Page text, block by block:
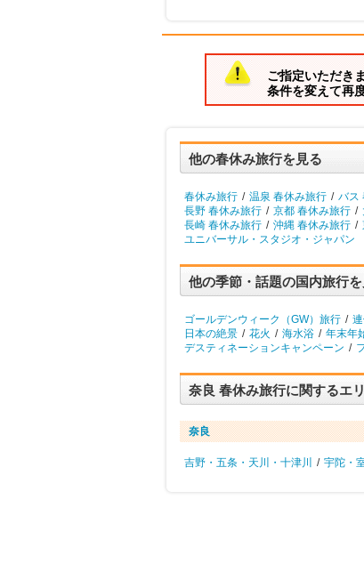
ご指定いただき
条件を変えて再
他の春休み旅行を見る
春休み旅行 / 温泉 春休み旅行 / バス
長野 春休み旅行 / 京都 春休み旅行 /
長崎 春休み旅行 / 沖縄 春休み旅行 /
ユニバーサル・スタジオ・ジャパン
他の季節・話題の国内旅行
ゴールデンウィーク（GW）旅行 /
日本の絶景 / 花火 / 海水浴 / 年末年
デスティネーションキャンペーン /
奈良 春休み旅行に関するエ
奈良
吉野・五条・天川・十津川 / 宇陀・